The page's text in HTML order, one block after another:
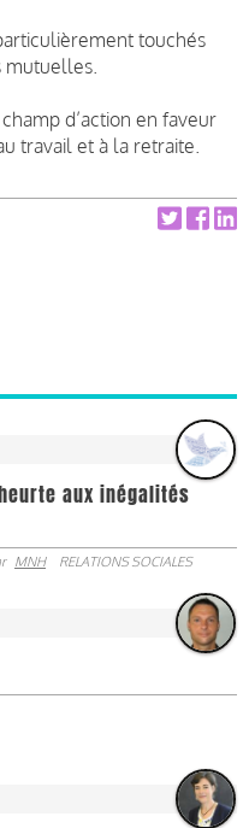
touchés
mutuelles.
d’action en faveur
travail et à la retraite.
aux inégalités
MNH RELATIONS SOCIALES